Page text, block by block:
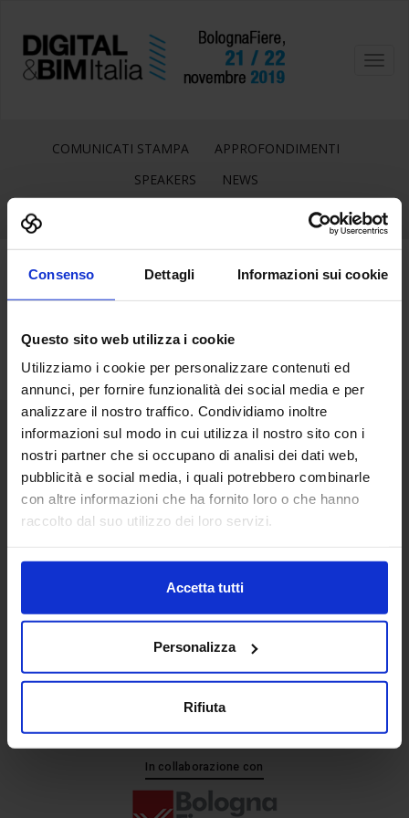
Consenso Dettagli Informazioni sui cookie
Questo sito web utilizza i cookie
Utilizziamo i cookie per personalizzare contenuti ed
annunci, per fornire funzionalità dei social media e per
analizzare il nostro traffico. Condividiamo inoltre
informazioni sul modo in cui utilizza il nostro sito con i
nostri partner che si occupano di analisi dei dati web,
pubblicità e social media, i quali potrebbero combinarle
con altre informazioni che ha fornito loro o che hanno
raccolto dal suo utilizzo dei loro servizi.
Accetta tutti
Personalizza
Rifiuta
COMUNICATI STAMPA
APPROFONDIMENTI
SPEAKERS
NEWS
Senaf srl
+ 39 051.325511
+ 39 02.332039460
In collaborazione con